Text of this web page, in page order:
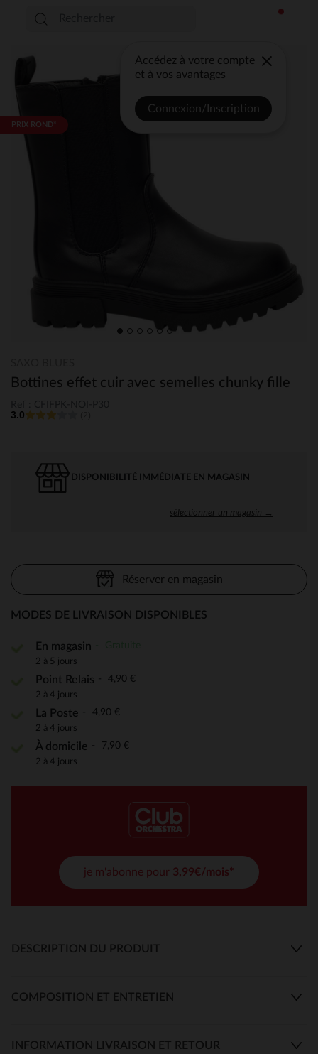
Accédez à votre compte
et à vos avantages
Connexion/Inscription
PRIX ROND*
Bottines effet cuir avec semelles chunky fille
3.0
DISPONIBILITÉ IMMÉDIATE EN MAGASIN
sélectionner un magasin →
Réserver en magasin
MODES DE LIVRAISON DISPONIBLES
En magasin
2 à 5 jours
Point Relais 4,90 €
2 à 4 jours
La Poste 4,90 €
2 à 4 jours
À domicile 7,90 €
2 à 4 jours
je m'abonne pour 3,99€/mois*
DESCRIPTION DU PRODUIT
COMPOSITION ET ENTRETIEN
INFORMATION LIVRAISON ET RETOUR